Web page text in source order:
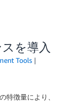
を導入
Tools
特徴量により、